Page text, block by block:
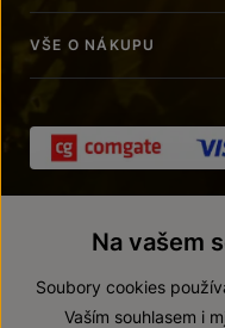
VŠE O NÁKUPU
Na vašem
Soubory cookies
Vaším souhlasem i